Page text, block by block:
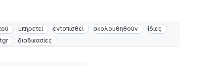
υπηρετεί εντοπισθεί ακολουθηθούν
ίδιες
διαδικασίες